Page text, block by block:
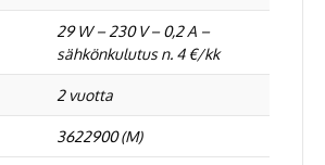
29 W – 230 V – 0,2 A –
sähkönkulutus n. 4 €/kk
2 vuotta
3622900 (M)